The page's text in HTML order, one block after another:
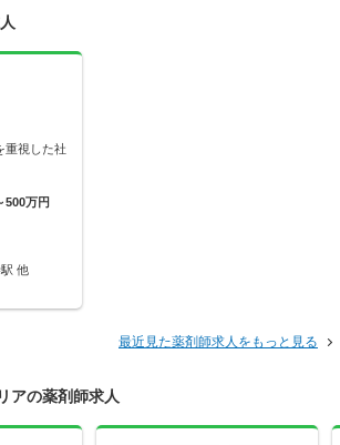
重視した社
500万円
他
最近見た薬剤師求人をもっと見る
アの薬剤師求人